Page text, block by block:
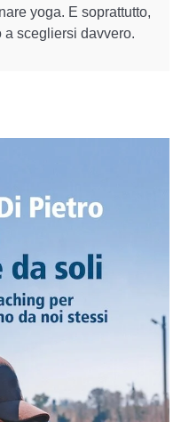
yoga. E soprattutto,
a scegliersi davvero.